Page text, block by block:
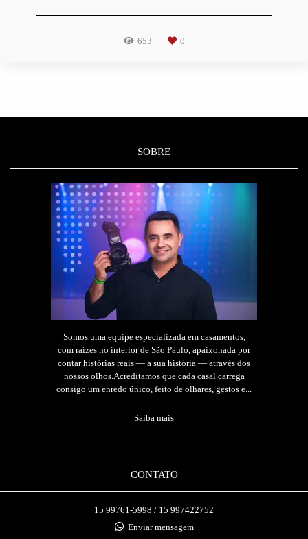
653 0
SOBRE
Somos uma equipe especializada em casamentos,
com raízes no interior de São Paulo, apaixonada por
contar histórias reais — a sua história — através dos
nossos olhos.Acreditamos que cada casal carrega
consigo um enredo único, feito de olhares, gestos e...
Saiba mais
CONTATO
15 99761-5998 / 15 997422752
Enviar mensagem